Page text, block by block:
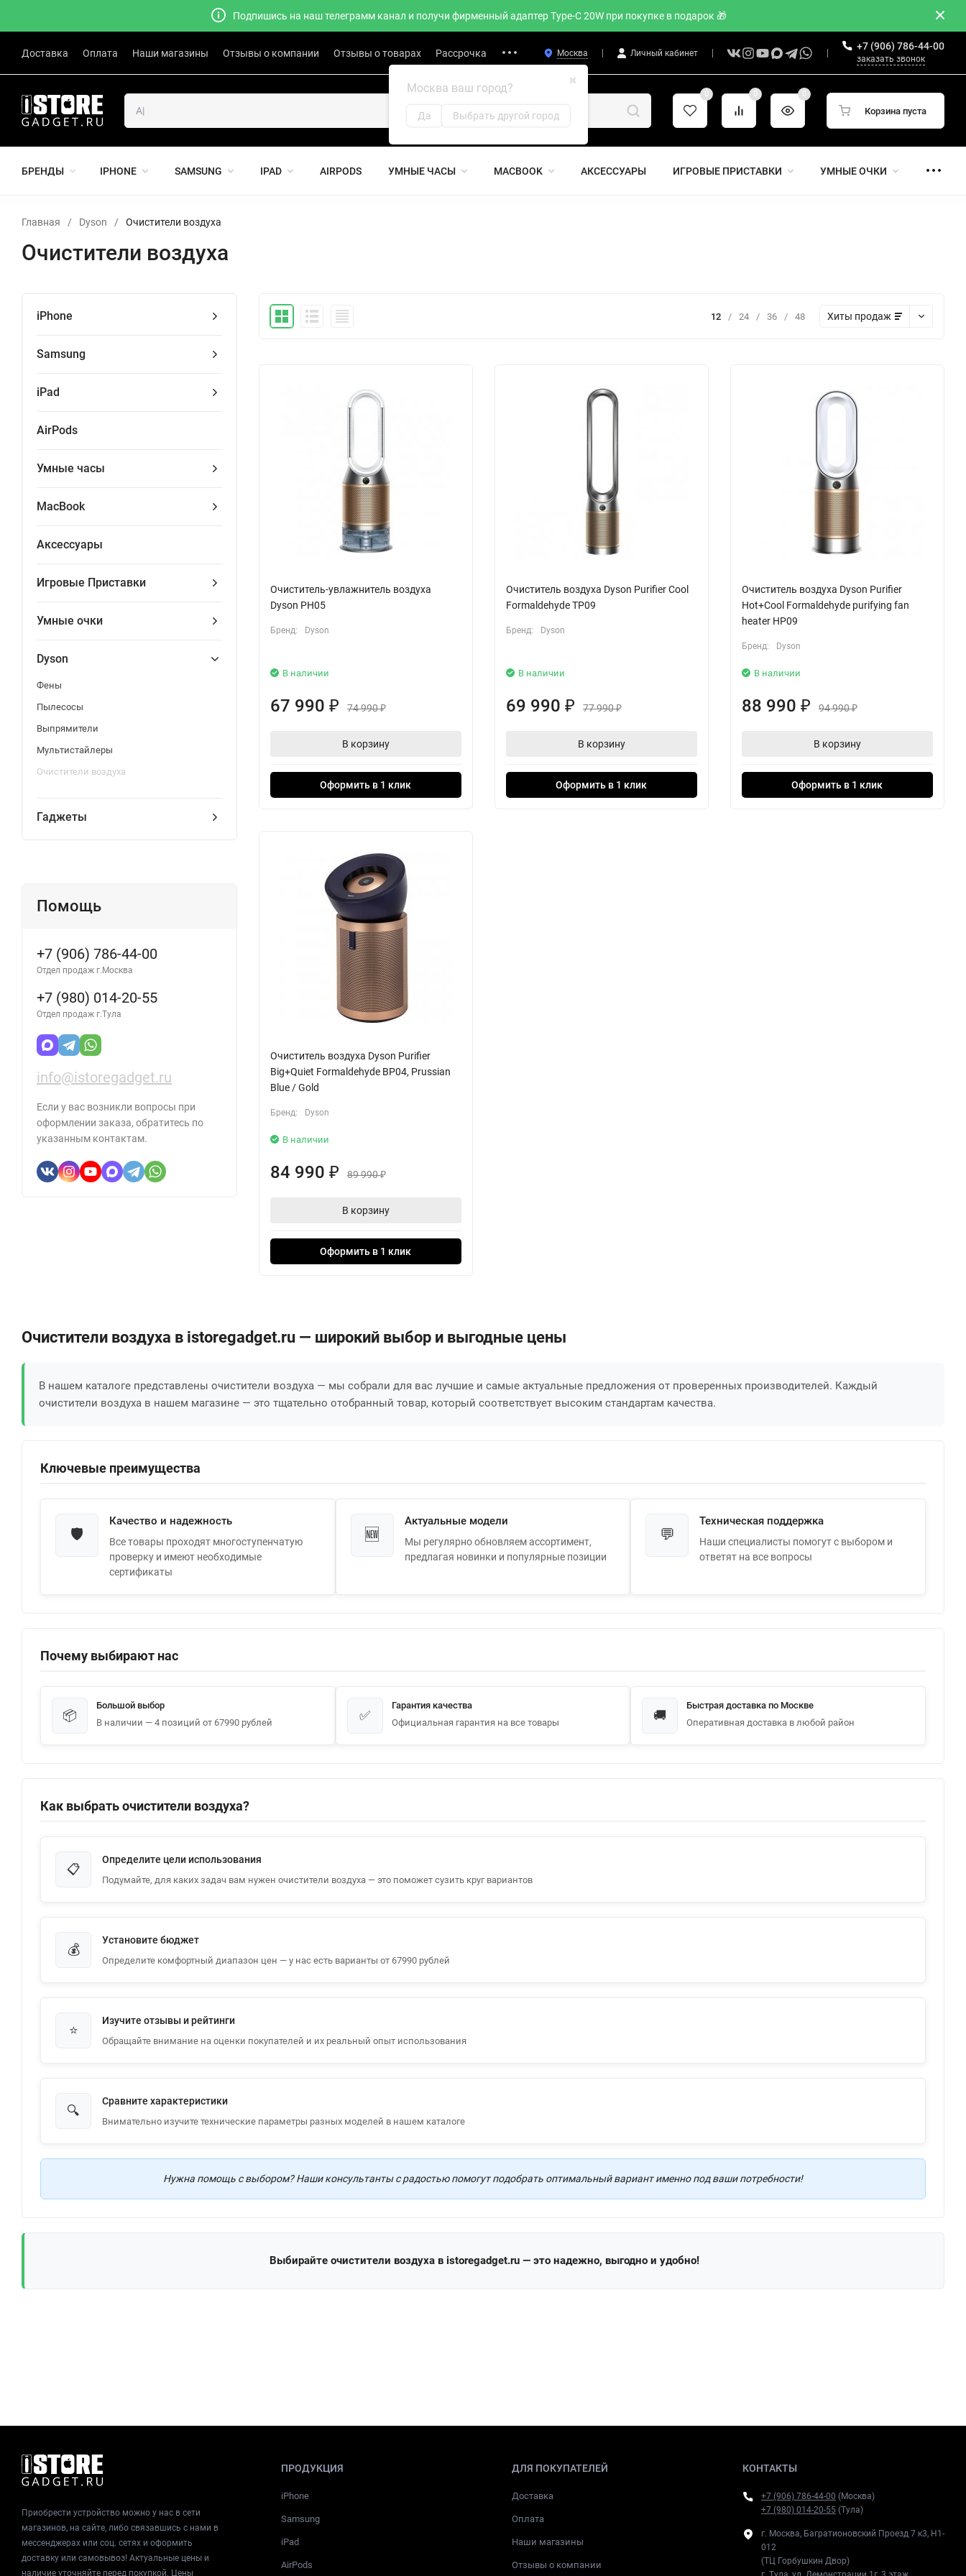
Подпишись на наш телеграмм канал и получи фирменный адаптер Type-C 20W при покупке в подарок 🎁
Доставка Оплата Наши магазины Отзывы о компании Отзывы о товарах Рассрочка Москва
✖
Москва ваш город?
Да Выбрать другой город
Личный кабинет
+7 (906) 786-44-00
заказать звонок
0 0 0
Корзина пуста
БРЕНДЫ IPHONE SAMSUNG IPAD AIRPODS УМНЫЕ ЧАСЫ MACBOOK АКСЕССУАРЫ ИГРОВЫЕ ПРИСТАВКИ УМНЫЕ ОЧКИ
Главная / Dyson / Очистители воздуха
Очистители воздуха
iPhone
Samsung
iPad
AirPods
Умные часы
MacBook
Аксессуары
Игровые Приставки
Умные очки
Dyson
Фены
Пылесосы
Выпрямители
Мультистайлеры
Очистители воздуха
Гаджеты
Помощь
+7 (906) 786-44-00
Отдел продаж г.Москва
+7 (980) 014-20-55
Отдел продаж г.Тула
info@istoregadget.ru
Если у вас возникли вопросы при
оформлении заказа, обратитесь по
указанным контактам.
12 / 24 / 36 / 48 Хиты продаж
Очиститель-увлажнитель воздуха
Dyson PH05
Бренд: Dyson
В наличии
67 990 ₽ 74 990₽
В корзину
Оформить в 1 клик
Очиститель воздуха Dyson Purifier Cool
Formaldehyde TP09
Бренд: Dyson
В наличии
69 990 ₽ 77 990₽
В корзину
Оформить в 1 клик
Очиститель воздуха Dyson Purifier
Hot+Cool Formaldehyde purifying fan
heater HP09
Бренд: Dyson
В наличии
88 990 ₽ 94 990₽
В корзину
Оформить в 1 клик
Очиститель воздуха Dyson Purifier
Big+Quiet Formaldehyde BP04, Prussian
Blue / Gold
Бренд: Dyson
В наличии
84 990 ₽ 89 990₽
В корзину
Оформить в 1 клик
Очистители воздуха в istoregadget.ru — широкий выбор и выгодные цены
В нашем каталоге представлены очистители воздуха — мы собрали для вас лучшие и самые актуальные предложения от проверенных производителей. Каждый
очистители воздуха в нашем магазине — это тщательно отобранный товар, который соответствует высоким стандартам качества.
Ключевые преимущества
🛡️
Качество и надежность
Все товары проходят многоступенчатую
проверку и имеют необходимые
сертификаты
🆕
Актуальные модели
Мы регулярно обновляем ассортимент,
предлагая новинки и популярные позиции
💬
Техническая поддержка
Наши специалисты помогут с выбором и
ответят на все вопросы
Почему выбирают нас
📦
Большой выбор
В наличии — 4 позиций от 67990 рублей
✅
Гарантия качества
Официальная гарантия на все товары
🚚
Быстрая доставка по Москве
Оперативная доставка в любой район
Как выбрать очистители воздуха?
📋
Определите цели использования
Подумайте, для каких задач вам нужен очистители воздуха — это поможет сузить круг вариантов
💰
Установите бюджет
Определите комфортный диапазон цен — у нас есть варианты от 67990 рублей
⭐
Изучите отзывы и рейтинги
Обращайте внимание на оценки покупателей и их реальный опыт использования
🔍
Сравните характеристики
Внимательно изучите технические параметры разных моделей в нашем каталоге
Нужна помощь с выбором? Наши консультанты с радостью помогут подобрать оптимальный вариант именно под ваши потребности!
Выбирайте очистители воздуха в istoregadget.ru — это надежно, выгодно и удобно!
Приобрести устройство можно у нас в сети
магазинов, на сайте, либо связавшись с нами в
мессенджерах или соц. сетях и оформить
доставку или самовывоз! Актуальные цены и
наличие уточняйте перед покупкой. Цены
ПРОДУКЦИЯ
iPhone
Samsung
iPad
AirPods
ДЛЯ ПОКУПАТЕЛЕЙ
Доставка
Оплата
Наши магазины
Отзывы о компании
КОНТАКТЫ
+7 (906) 786-44-00 (Москва)
+7 (980) 014-20-55 (Тула)
г. Москва, Багратионовский Проезд 7 к3, H1-
012
(ТЦ Горбушкин Двор)